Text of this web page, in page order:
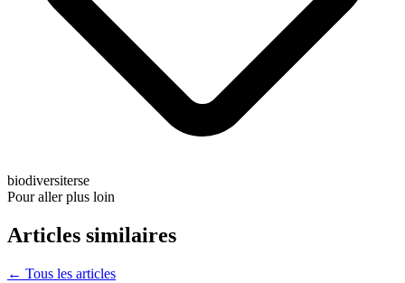
biodiversiterse
Pour aller plus loin
Articles similaires
← Tous les articles